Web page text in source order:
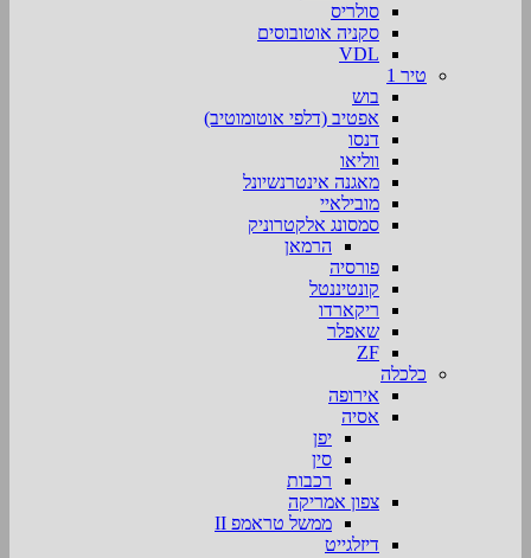
סולריס
סקניה אוטובוסים
VDL
טיר 1
בוש
אפטיב (דלפי אוטומוטיב)
דנסו
ווליאו
מאגנה אינטרנשיונל
מובילאיי
סמסונג אלקטרוניק
הרמאן
פורסיה
קונטיננטל
ריקארדו
שאפלר
ZF
כלכלה
אירופה
אסיה
יפן
סין
רכבות
צפון אמריקה
ממשל טראמפ II
דיזלגייט